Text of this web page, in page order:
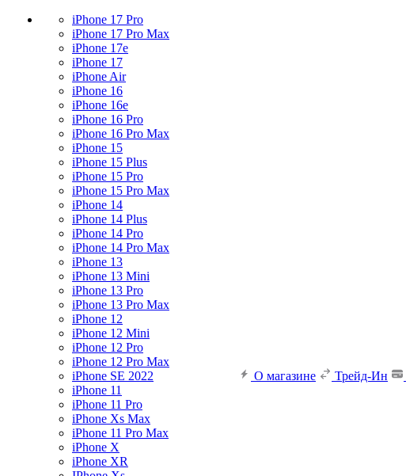
iPhone 17 Pro
iPhone 17 Pro Max
iPhone 17e
iPhone 17
iPhone Air
iPhone 16
iPhone 16e
iPhone 16 Pro
iPhone 16 Pro Max
iPhone 15
iPhone 15 Plus
iPhone 15 Pro
iPhone 15 Pro Max
iPhone 14
iPhone 14 Plus
iPhone 14 Pro
iPhone 14 Pro Max
iPhone 13
iPhone 13 Mini
iPhone 13 Pro
iPhone 13 Pro Max
iPhone 12
iPhone 12 Mini
iPhone 12 Pro
iPhone 12 Pro Max
iPhone SE 2022
iPhone 11
iPhone 11 Pro
iPhone Xs Max
iPhone 11 Pro Max
iPhone X
iPhone XR
О магазине Трейд-Ин